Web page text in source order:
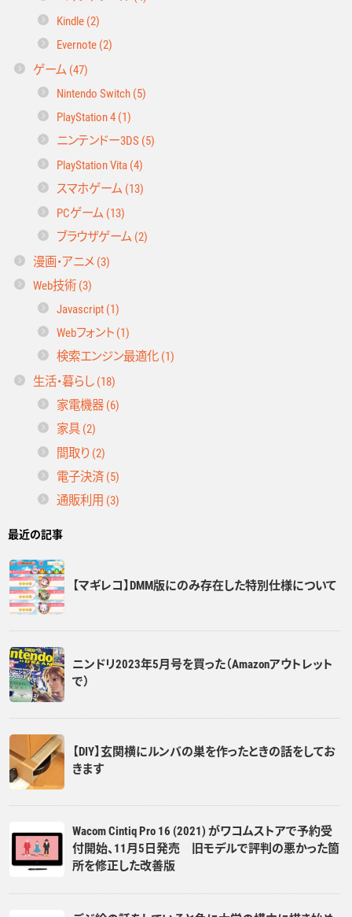
Kindle (2)
Evernote (2)
ゲーム (47)
Nintendo Switch (5)
PlayStation 4 (1)
ニンテンドー3DS (5)
PlayStation Vita (4)
スマホゲーム (13)
PCゲーム (13)
ブラウザゲーム (2)
漫画・アニメ (3)
Web技術 (3)
Javascript (1)
Webフォント (1)
検索エンジン最適化 (1)
生活・暮らし (18)
家電機器 (6)
家具 (2)
間取り (2)
電子決済 (5)
通販利用 (3)
最近の記事
【マギレコ】DMM版にのみ存在した特別仕様について
ニンドリ2023年5月号を買った（Amazonアウトレット
で）
【DIY】玄関横にルンバの巣を作ったときの話をしてお
きます
Wacom Cintiq Pro 16 (2021) がワコムストアで予約受
付開始、11月5日発売 旧モデルで評判の悪かった箇
所を修正した改善版